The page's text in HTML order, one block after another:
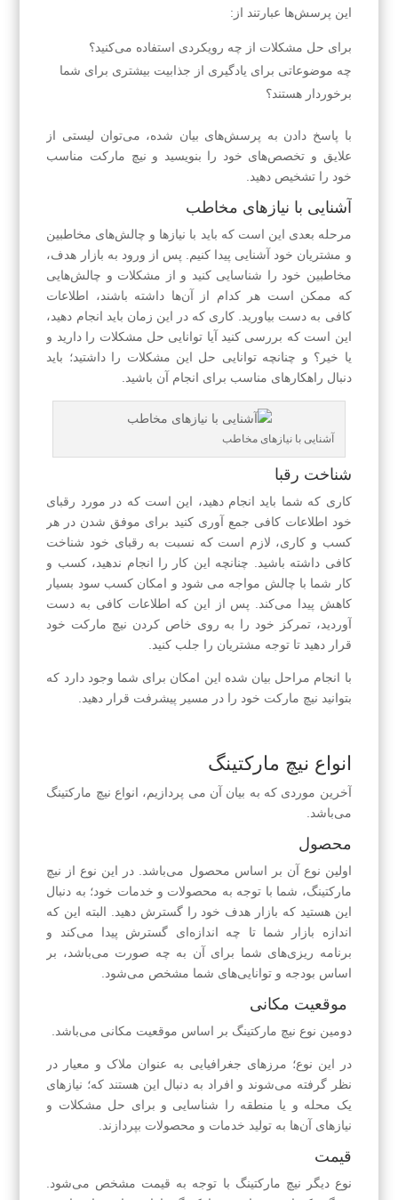
این پرسش‌ها عبارتند از:
برای حل مشکلات از چه رویکردی استفاده می‌کنید؟
چه موضوعاتی برای یادگیری از جذابیت بیشتری برای شما
برخوردار هستند؟
با پاسخ دادن به پرسش‌های بیان شده، می‌توان لیستی از
علایق و تخصص‌های خود را بنویسید و نیچ مارکت مناسب
خود را تشخیص دهید.
آشنایی با نیازهای مخاطب
مرحله بعدی این است که باید با نیازها و چالش‌های مخاطبین
و مشتریان خود آشنایی پیدا کنیم. پس از ورود به بازار هدف،
مخاطبین خود را شناسایی کنید و از مشکلات و چالش‌هایی
که ممکن است هر کدام از آن‌ها داشته باشند، اطلاعات
کافی به دست بیاورید. کاری که در این زمان باید انجام دهید،
این است که بررسی کنید آیا توانایی حل مشکلات را دارید و
یا خیر؟ و چنانچه توانایی حل این مشکلات را داشتید؛ باید
دنبال راهکارهای مناسب برای انجام آن باشید.
آشنایی با نیازهای مخاطب
شناخت رقبا
کاری که شما باید انجام دهید، این است که در مورد رقبای
خود اطلاعات کافی جمع آوری کنید برای موفق شدن در هر
کسب و کاری، لازم است که نسبت به رقبای خود شناخت
کافی داشته باشید. چنانچه این کار را انجام ندهید، کسب و
کار شما با چالش مواجه می شود و امکان کسب سود بسیار
کاهش پیدا می‌کند. پس از این که اطلاعات کافی به دست
آوردید، تمرکز خود را به روی خاص کردن نیچ مارکت خود
قرار دهید تا توجه مشتریان را جلب کنید.
با انجام مراحل بیان شده این امکان برای شما وجود دارد که
بتوانید نیچ مارکت خود را در مسیر پیشرفت قرار دهید.
انواع نیچ مارکتینگ
آخرین موردی که به بیان آن می پردازیم، انواع نیچ مارکتینگ
می‌باشد.
محصول
اولین نوع آن بر اساس محصول می‌باشد. در این نوع از نیچ
مارکتینگ، شما با توجه به محصولات و خدمات خود؛ به دنبال
این هستید که بازار هدف خود را گسترش دهید. البته این که
اندازه بازار شما تا چه اندازه‌ای گسترش پیدا می‌کند و
برنامه ریزی‌های شما برای آن به چه صورت می‌باشد، بر
اساس بودجه و توانایی‌های شما مشخص می‌شود.
موقعیت مکانی
دومین نوع نیچ مارکتینگ بر اساس موقعیت مکانی می‌باشد.
در این نوع؛ مرزهای جغرافیایی به عنوان ملاک و معیار در
نظر گرفته می‌شوند و افراد به دنبال این هستند که؛ نیازهای
یک محله و یا منطقه را شناسایی و برای حل مشکلات و
نیازهای آن‌ها به تولید خدمات و محصولات بپردازند.
قیمت
نوع دیگر نیچ مارکتینگ با توجه به قیمت مشخص می‌شود.